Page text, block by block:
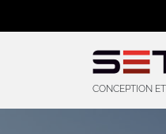
CONCEPTION